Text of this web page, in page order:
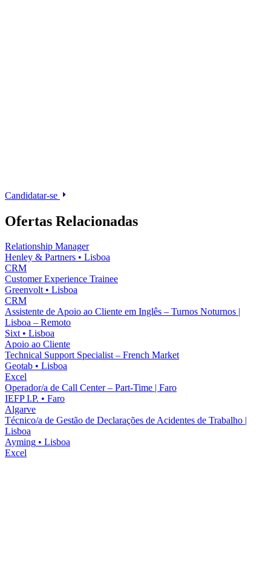
Candidatar-se
Ofertas Relacionadas
Relationship Manager
Henley & Partners • Lisboa
CRM
Customer Experience Trainee
Greenvolt • Lisboa
CRM
Assistente de Apoio ao Cliente em Inglês – Turnos Noturnos |
Lisboa – Remoto
Sixt • Lisboa
Apoio ao Cliente
Technical Support Specialist – French Market
Geotab • Lisboa
Excel
Operador/a de Call Center – Part-Time | Faro
IEFP I.P. • Faro
Algarve
Técnico/a de Gestão de Declarações de Acidentes de Trabalho |
Lisboa
Ayming • Lisboa
Excel